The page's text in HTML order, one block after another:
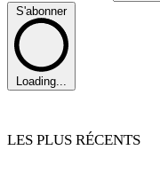
S'abonner
Loading...
LES PLUS RÉCENTS